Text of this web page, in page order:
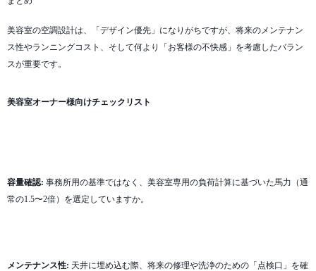
美容室の空調設計は、「デザイン優先」になりがちですが、将来のメンテナン
ス性やランニングコスト、そして何より「お客様の不快感」を考慮したバラン
スが重要です。
美容室オーナー様向けチェックリスト
容量確認: 事務所用の基準ではなく、美容室専用の負荷計算に基づいた馬力（通
常の1.5〜2倍）を選定していますか。
メンテナンス性: 天井に埋め込む際、将来の修理や洗浄のための「点検口」を確